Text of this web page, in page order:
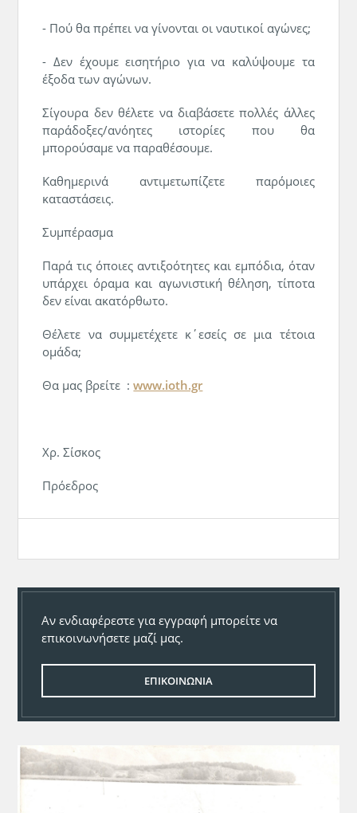
- Πού θα πρέπει να γίνονται οι ναυτικοί αγώνες;
- Δεν έχουμε εισητήριο για να καλύψουμε τα
έξοδα των αγώνων.
Σίγουρα δεν θέλετε να διαβάσετε πολλές άλλες
παράδοξες/ανόητες ιστορίες που θα
μπορούσαμε να παραθέσουμε.
Καθημερινά αντιμετωπίζετε παρόμοιες
καταστάσεις.
Συμπέρασμα
Παρά τις όποιες αντιξοότητες και εμπόδια, όταν
υπάρχει όραμα και αγωνιστική θέληση, τίποτα
δεν είναι ακατόρθωτο.
Θέλετε να συμμετέχετε κ΄εσείς σε μια τέτοια
ομάδα;
Θα μας βρείτε :www.ioth.gr
Χρ. Σίσκος
Πρόεδρος
Αν ενδιαφέρεστε για εγγραφή μπορείτε να
επικοινωνήσετε μαζί μας.
ΕΠΙΚΟΙΝΩΝΙΑ